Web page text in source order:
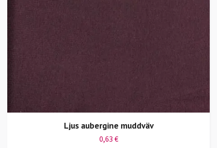
Ljus aubergine muddväv
0,63 €